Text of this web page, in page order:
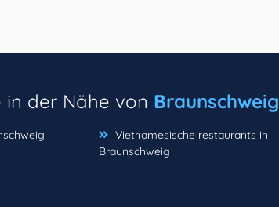
in der Nähe von Braunschweig
Vietnamesische restaurants in
Braunschweig